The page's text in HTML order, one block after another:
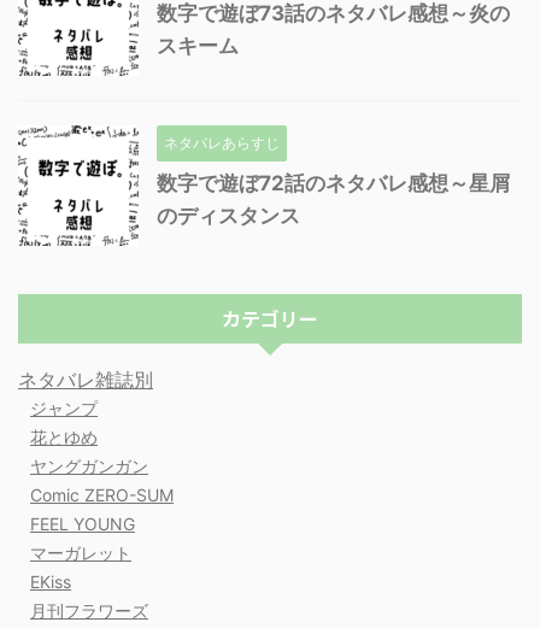
数字で遊ぼ73話のネタバレ感想～炎の
スキーム
ネタバレあらすじ
数字で遊ぼ72話のネタバレ感想～星屑
のディスタンス
カテゴリー
ネタバレ雑誌別
ジャンプ
花とゆめ
ヤングガンガン
Comic ZERO-SUM
FEEL YOUNG
マーガレット
EKiss
月刊フラワーズ